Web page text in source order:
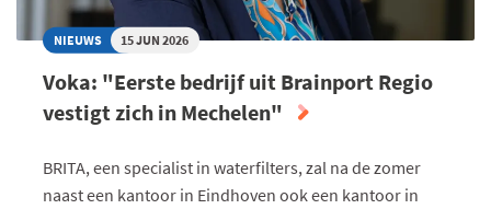
NIEUWS 15 JUN 2026
Voka: "Eerste bedrijf uit Brainport Regio
vestigt zich in Mechelen"
BRITA, een specialist in waterfilters, zal na de zomer
naast een kantoor in Eindhoven ook een kantoor in